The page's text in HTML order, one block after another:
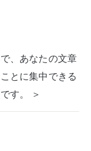
、あなたの文章
とに集中できる
す。 ＞